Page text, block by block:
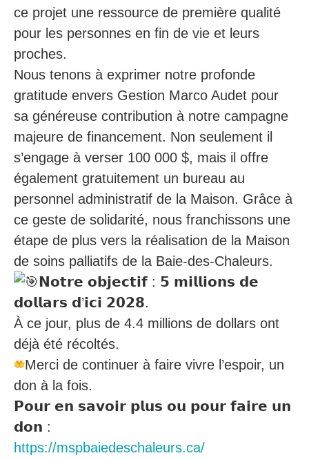
ce projet une ressource de première qualité
pour les personnes en fin de vie et leurs
proches.
Nous tenons à exprimer notre profonde
gratitude envers Gestion Marco Audet pour
sa généreuse contribution à notre campagne
majeure de financement. Non seulement il
s’engage à verser 100 000 $, mais il offre
également gratuitement un bureau au
personnel administratif de la Maison. Grâce à
ce geste de solidarité, nous franchissons une
étape de plus vers la réalisation de la Maison
de soins palliatifs de la Baie-des-Chaleurs.
𝗡𝗼𝘁𝗿𝗲 𝗼𝗯𝗷𝗲𝗰𝘁𝗶𝗳 : 𝟱 𝗺𝗶𝗹𝗹𝗶𝗼𝗻𝘀 𝗱𝗲
𝗱𝗼𝗹𝗹𝗮𝗿𝘀 𝗱’𝗶𝗰𝗶 𝟮𝟬𝟮𝟴.
À ce jour, plus de 4.4 millions de dollars ont
déjà été récoltés.
Merci de continuer à faire vivre l’espoir, un
don à la fois.
𝗣𝗼𝘂𝗿 𝗲𝗻 𝘀𝗮𝘃𝗼𝗶𝗿 𝗽𝗹𝘂𝘀 𝗼𝘂 𝗽𝗼𝘂𝗿 𝗳𝗮𝗶𝗿𝗲 𝘂𝗻
𝗱𝗼𝗻 :
https://mspbaiedeschaleurs.ca/